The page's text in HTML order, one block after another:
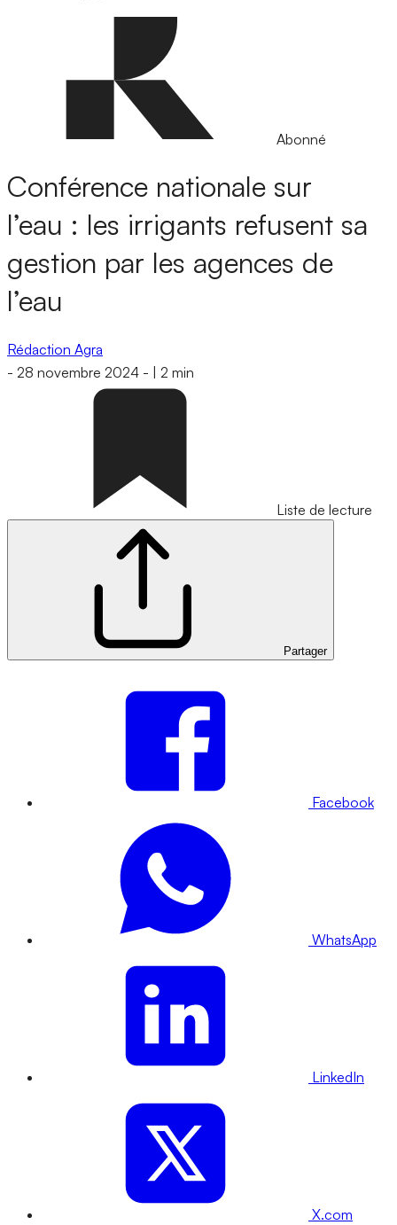
Abonné
Conférence nationale sur
l’eau : les irrigants refusent sa
gestion par les agences de
l’eau
Rédaction Agra
- 28 novembre 2024 - 2 min
Liste de lecture
Partager
Facebook
WhatsApp
LinkedIn
X.com